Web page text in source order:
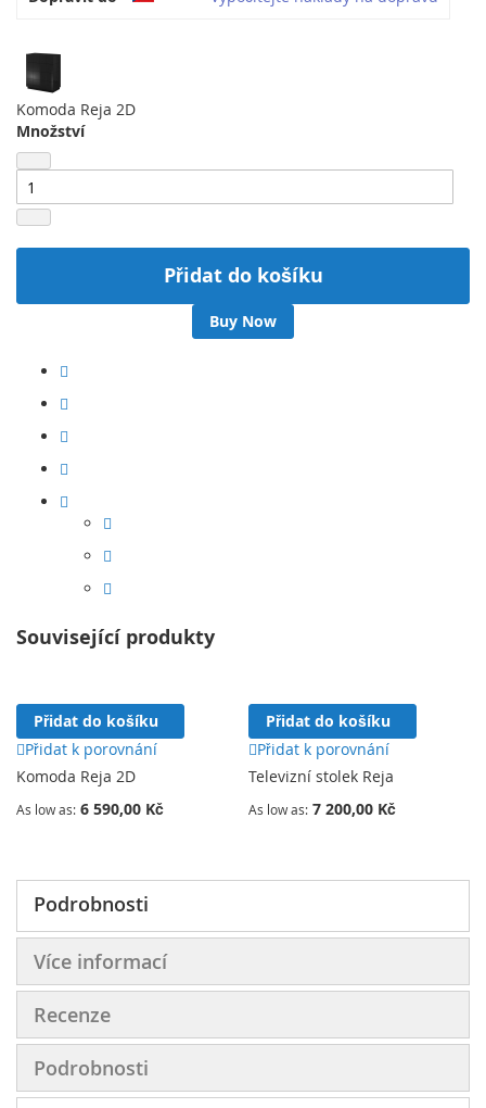
Komoda Reja 2D
Množství
Přidat do košíku
Buy Now
Související produkty
Přidat do košíku
Přidat k porovnání
Komoda Reja 2D
As low as 6 590,00 Kč
Přidat do košíku
Přidat k porovnání
Televizní stolek Reja
As low as 7 200,00 Kč
Podrobnosti
Více informací
Recenze
Podrobnosti